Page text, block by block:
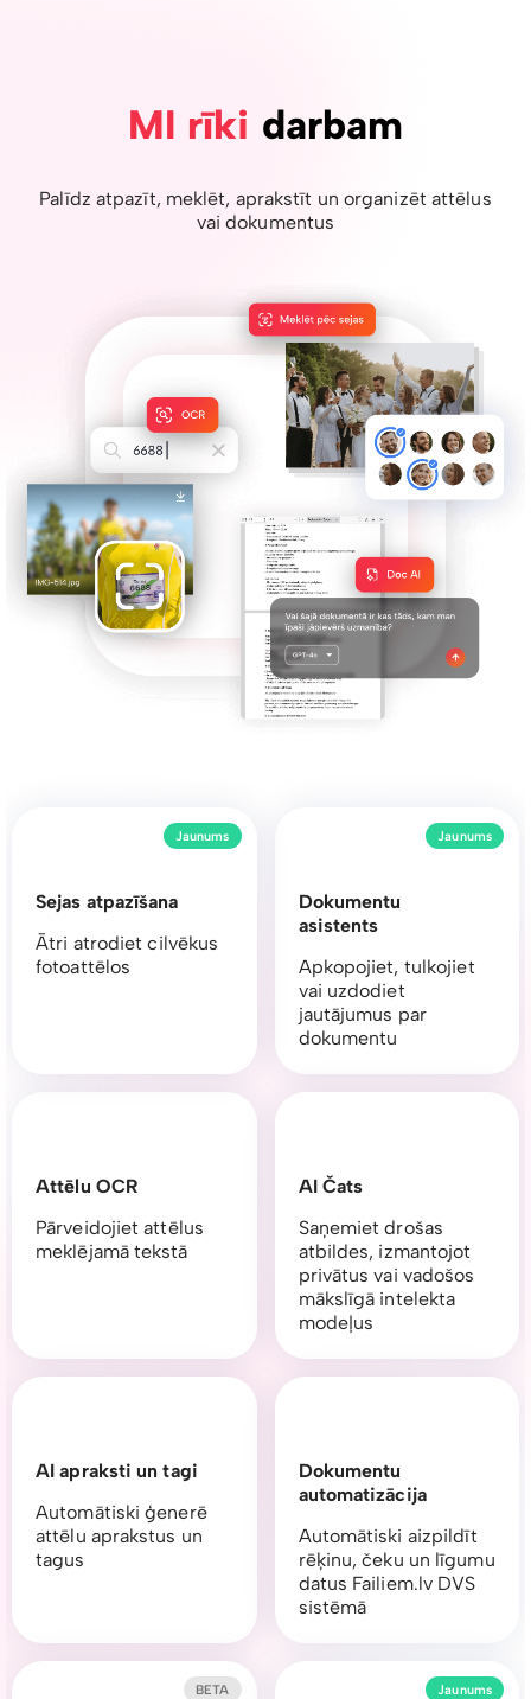
MI rīki darbam
Palīdz atpazīt, meklēt, aprakstīt un organizēt attēlus
vai dokumentus
Dokumentu
asistents
Apkopojiet, tulkojiet
vai uzdodiet
jautājumus par
dokumentu
Jaunums
Attēlu OCR
Pārveidojiet attēlus
meklējamā tekstā
AI Čats
Saņemiet drošas
atbildes, izmantojot
privātus vai vadošos
mākslīgā intelekta
modeļus
AI apraksti un tagi
Automātiski ģenerē
attēlu aprakstus un
tagus
Dokumentu
automatizācija
Automātiski aizpildīt
rēķinu, čeku un līgumu
datus Failiem.lv DVS
sistēmā
BETA
Sejas atpazīšana
Ātri atrodiet cilvēkus
fotoattēlos
Jaunums
Jaunums